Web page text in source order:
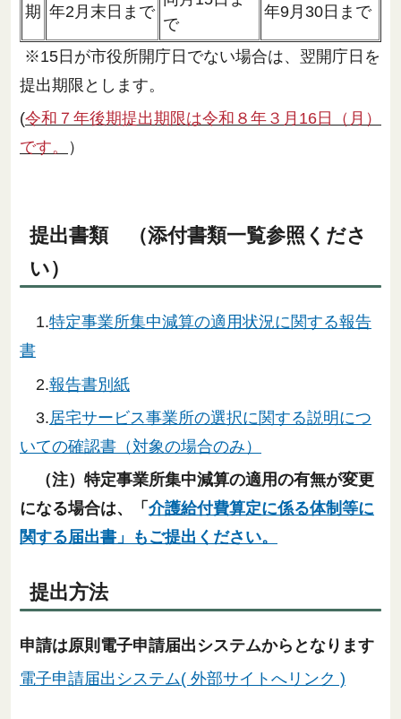
期 年2月末日まで
で
年9月30日まで
※15日が市役所開庁日でない場合は、翌開庁日を
提出期限とします。
(令和７年後期提出期限は令和８年３月16日（月）
です。
）
提出書類 （添付書類一覧参照くださ
い）
1.特定事業所集中減算の適用状況に関する報告
書
2.報告書別紙
3.居宅サービス事業所の選択に関する説明につ
いての確認書（対象の場合のみ）
（注）特定事業所集中減算の適用の有無が変更
になる場合は、「 介護給付費算定に係る体制等に
関する届出書」もご提出ください。
提出方法
申請は原則電子申請届出システムからとなります
電子申請届出システム( 外部サイトへリンク )